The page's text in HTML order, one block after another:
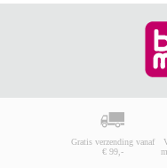
Gratis verzending vanaf
€ 99,-